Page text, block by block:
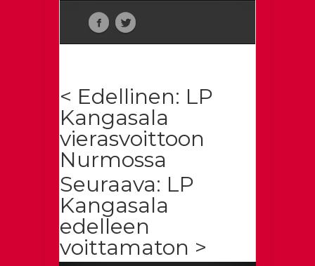
< Edellinen: LP
Kangasala
vierasvoittoon
Nurmossa
Seuraava: LP
Kangasala
edelleen
voittamaton >